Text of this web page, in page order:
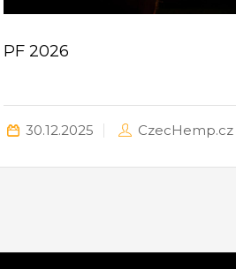
PF 2026
30.12.2025 CzecHemp.cz